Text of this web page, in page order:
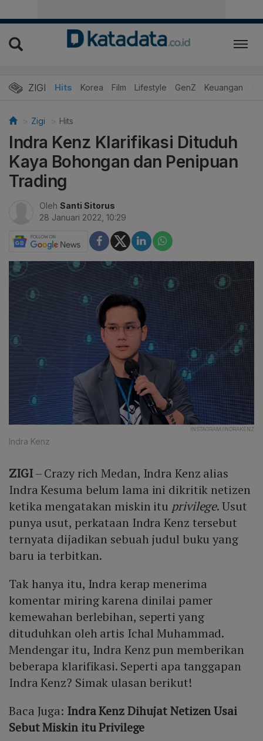
ZIGI Hits Korea Film Lifestyle GenZ Keuangan
Zigi Hits
Indra Kenz Klarifikasi Dituduh
Kaya Bohongan dan Penipuan
Trading
Oleh Santi Sitorus
28 Januari 2022, 10:29
INSTAGRAM/INDRAKENZ
Indra Kenz
ZIGI– Crazy rich Medan, Indra Kenz alias
Indra Kesuma belum lama ini dikritik netizen
ketika mengatakan miskin itu privilege. Usut
punya usut, perkataan Indra Kenz tersebut
ternyata dijadikan sebuah judul buku yang
baru ia terbitkan.
Tak hanya itu, Indra kerap menerima
komentar miring karena dinilai pamer
kemewahan berlebihan, seperti yang
dituduhkan oleh artis Ichal Muhammad.
Mendengar itu, Indra Kenz pun memberikan
beberapa klarifikasi. Seperti apa tanggapan
Indra Kenz? Simak ulasan berikut!
Baca Juga: Indra Kenz Dihujat Netizen Usai
Sebut Miskin itu Privilege